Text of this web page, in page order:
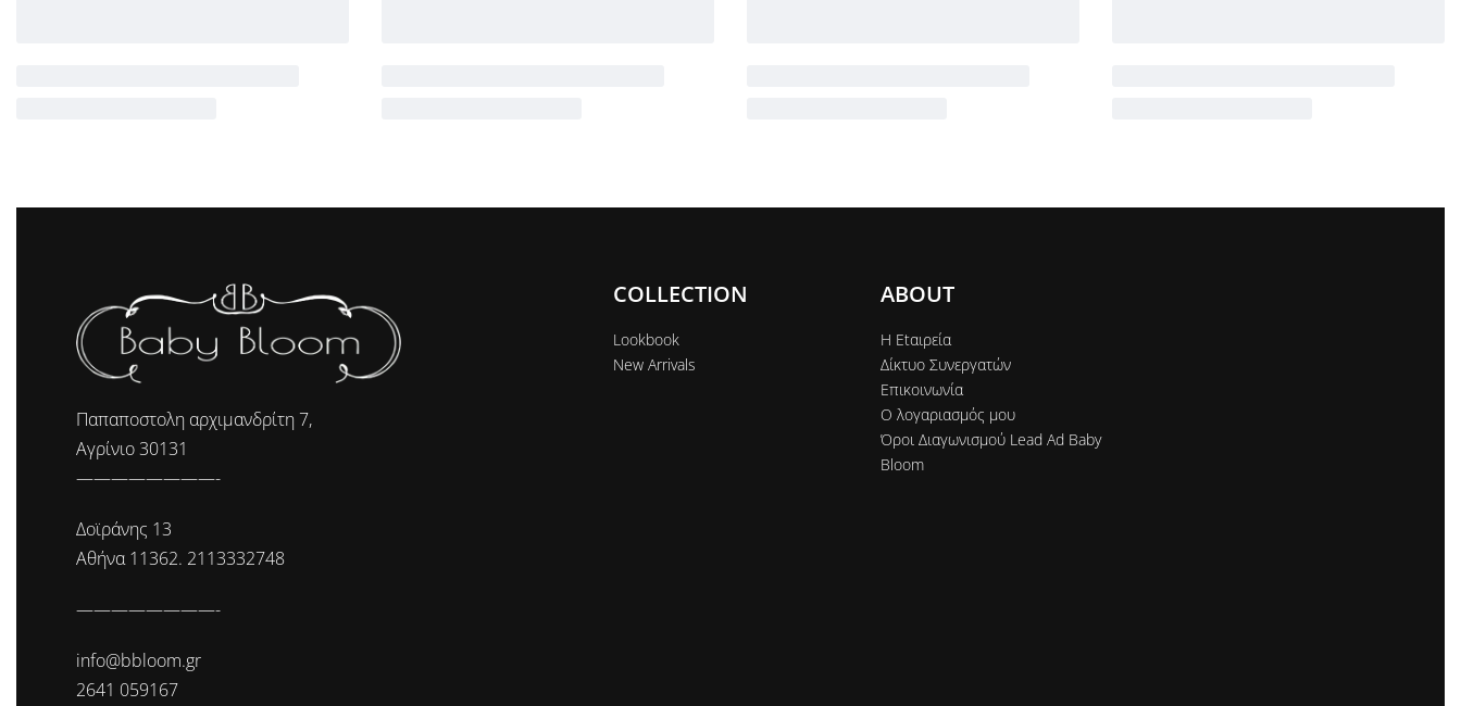
Παπαποστολη αρχιμανδρίτη 7,
Αγρίνιο 30131
————————-
Δοϊράνης 13
Αθήνα 11362. 2113332748
————————-
info@bbloom.gr
2641 059167
COLLECTION
Lookbook
New Arrivals
ABOUT
Η Εtαιρεία
Δίκτυο Συνεργατών
Επικοινωνία
Ο λογαριασμός μου
Όροι Διαγωνισμού Lead Ad Baby
Bloom